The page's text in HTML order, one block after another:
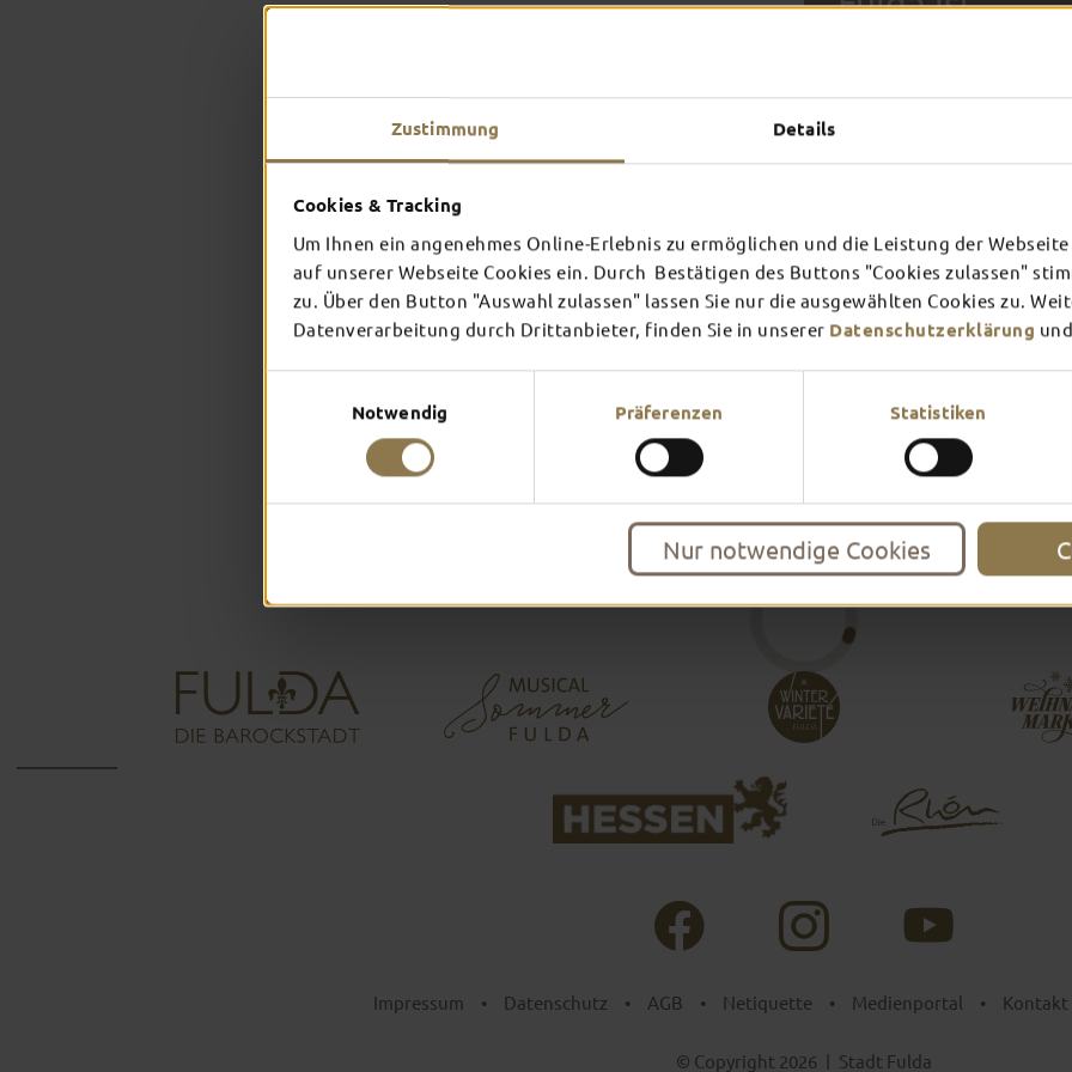
Zustimmung Details
Cookies & Tracking
Um Ihnen ein angenehmes Online-Erlebnis zu ermöglichen und die Leistung der
auf unserer Webseite Cookies ein. Durch Bestätigen des Buttons "Cookies zulassen"
zu. Über den Button "Auswahl zulassen" lassen Sie nur die ausgewählten Cookies zu.
Datenverarbeitung durch Drittanbieter, finden Sie in unserer Datenschutzerklärung
Notwendig Präferenzen Statistiken
Nur notwendige Cookies
THEATER
Mehr erfahren Mehr
FULDA AN
Inspiration ansehen
Verschaffe dir hier einen
am meisten Lust?
Impressum • Datenschutz • AGB • Netiquette • Medienportal • Kontakt
© Copyright 2026 | Stadt Fulda